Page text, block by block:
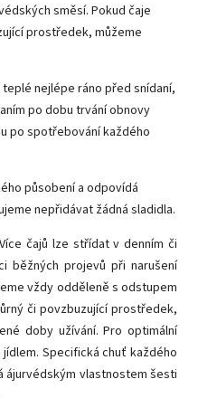
směsí. Pokud čaje
prostředek, můžeme
nejlépe ráno před snídaní,
po dobu trvání obnovy
po spotřebování každého
působení a odpovídá
nepřidávat žádná sladidla.
čajů lze střídat v denním či
běžných projevů při narušení
vždy odděleně s odstupem
či povzbuzující prostředek,
doby užívání. Pro optimální
Specifická chuť každého
ájurvédským vlastnostem šesti